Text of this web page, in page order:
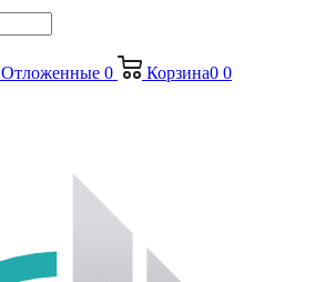
Отложенные 0 Корзина0 0